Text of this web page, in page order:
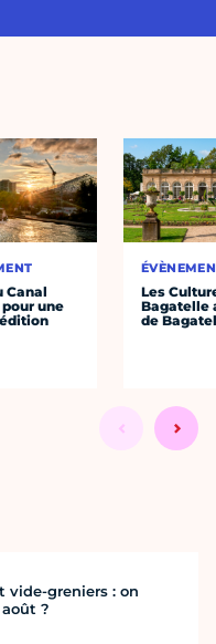
Canal
une
Les
Bagatelle
de
vide-greniers : on
?